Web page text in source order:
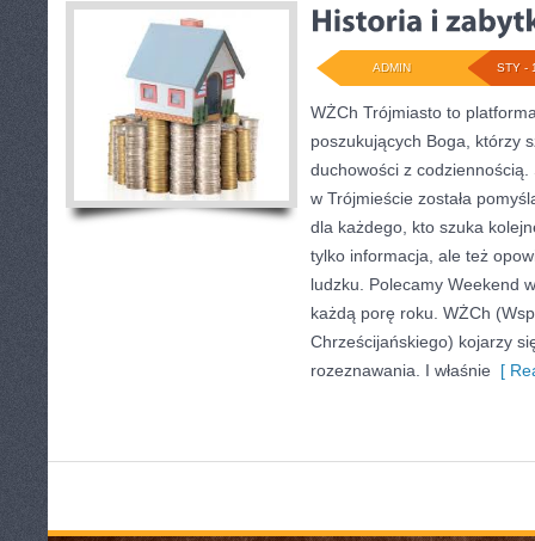
STY -
ADMIN
WŻCh Trójmiasto to
poszukujących Boga, którzy
duchowości z
w Trójmieście została
dla każdego, kto szuka
tylko informacja, ale też
ludzku. Polecamy Weekend
każdą porę roku. WŻCh
Chrześcijańskiego) kojarzy
rozeznawania. I właśnie [